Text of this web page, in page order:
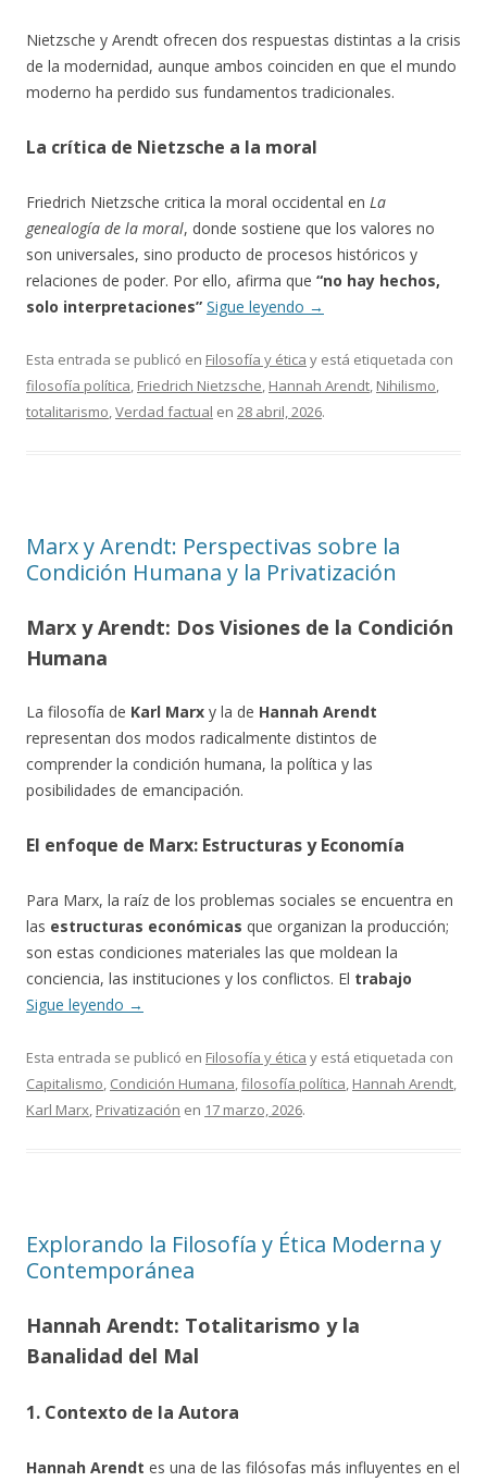
Nietzsche y Arendt ofrecen dos respuestas distintas a la crisis
de la modernidad, aunque ambos coinciden en que el mundo
moderno ha perdido sus fundamentos tradicionales.
La crítica de Nietzsche a la moral
Friedrich Nietzsche critica la moral occidental en La
genealogía de la moral, donde sostiene que los valores no
son universales, sino producto de procesos históricos y
relaciones de poder. Por ello, afirma que “no hay hechos,
solo interpretaciones” Sigue leyendo →
Esta entrada se publicó en Filosofía y ética y está etiquetada con
filosofía política, Friedrich Nietzsche, Hannah Arendt, Nihilismo,
totalitarismo,Verdad factual en 28 abril, 2026.
Marx y Arendt: Perspectivas sobre la
Condición Humana y la Privatización
Marx y Arendt: Dos Visiones de la Condición
Humana
La filosofía de Karl Marx y la de Hannah Arendt
representan dos modos radicalmente distintos de
comprender la condición humana, la política y las
posibilidades de emancipación.
El enfoque de Marx: Estructuras y Economía
Para Marx, la raíz de los problemas sociales se encuentra en
las estructuras económicas que organizan la producción;
son estas condiciones materiales las que moldean la
conciencia, las instituciones y los conflictos. El trabajo
Sigue leyendo →
Esta entrada se publicó en Filosofía y ética y está etiquetada con
Capitalismo, Condición Humana,filosofía política, Hannah Arendt,
Karl Marx, Privatización en 17 marzo, 2026.
Explorando la Filosofía y Ética Moderna y
Contemporánea
Hannah Arendt: Totalitarismo y la
Banalidad del Mal
1. Contexto de la Autora
Hannah Arendt es una de las filósofas más influyentes en el